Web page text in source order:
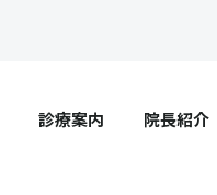
診療案内 院長紹介